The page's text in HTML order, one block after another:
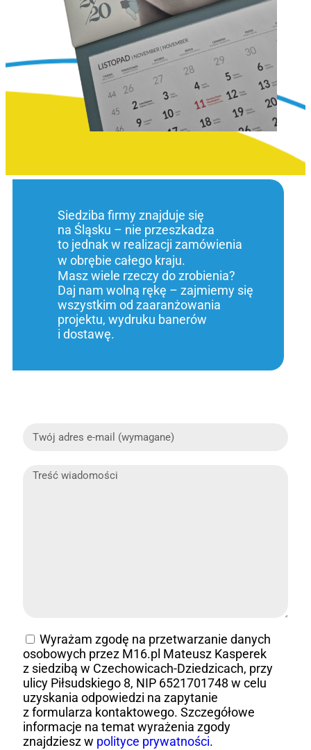
Siedziba firmy znajduje się
na Śląsku – nie przeszkadza
to jednak w realizacji zamówienia
w obrębie całego kraju.
Masz wiele rzeczy do zrobienia?
Daj nam wolną rękę – zajmiemy się
wszystkim od zaaranżowania
projektu, wydruku banerów
i dostawę.
Wyrażam zgodę na przetwarzanie danych
osobowych przez M16.pl Mateusz Kasperek
z siedzibą w Czechowicach-Dziedzicach, przy
ulicy Piłsudskiego 8, NIP 6521701748 w celu
uzyskania odpowiedzi na zapytanie
z formularza kontaktowego. Szczegółowe
informacje na temat wyrażenia zgody
znajdziesz w polityce prywatności.